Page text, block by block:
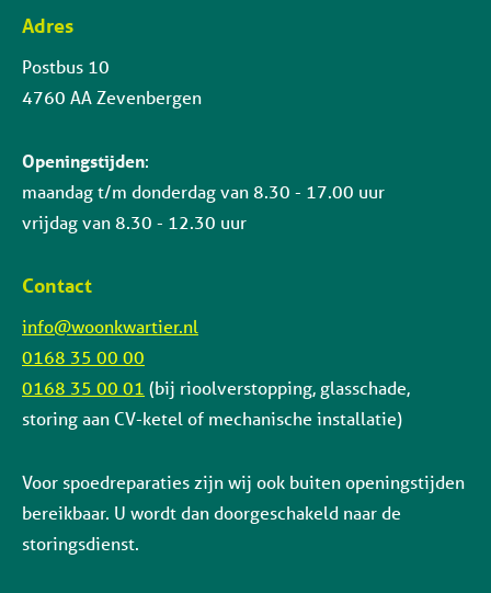
Contactinformatie
Adres
Postbus 10
4760 AA Zevenbergen
Openingstijden:
maandag t/m donderdag van 8.30 - 17.00 uur
vrijdag van 8.30 - 12.30 uur
Contact
info@woonkwartier.nl
0168 35 00 00
0168 35 00 01 (bij rioolverstopping, glasschade,
storing aan CV-ketel of mechanische installatie)
Voor spoedreparaties zijn wij ook buiten openingstijden
bereikbaar. U wordt dan doorgeschakeld naar de
storingsdienst.